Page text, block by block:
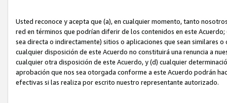
Usted reconoce y acepta que (a), en cualquier momento, tanto
red en términos que podrían diferir de los contenidos en este
sea directa o indirectamente) sitios o aplicaciones que sean similares
cualquier disposición de este Acuerdo no constituirá una renuncia a
cualquier otra disposición de este Acuerdo, y (d) cualquier
aprobación que nos sea otorgada conforme a este Acuerdo podrán
efectivas si las realiza por escrito nuestro representante autorizado.